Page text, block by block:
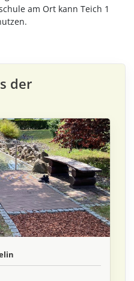
am Ort kann Teich 1
der